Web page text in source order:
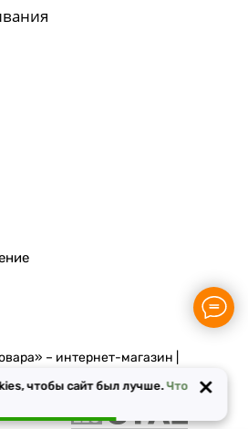
– интернет-магазин |
чтобы сайт был лучше.Что
×